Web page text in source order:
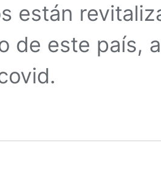
están
de este país,